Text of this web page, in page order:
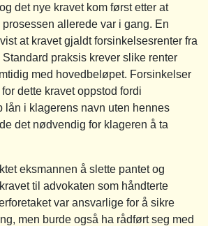
det nye kravet kom først etter at
allerede var i gang. En
at kravet gjaldt forsinkelsesrenter fra
praksis krever slike renter
med hovedbeløpet. Forsinkelser
dette kravet oppstod fordi
lån i klagerens navn uten hennes
det nødvendig for klageren å ta
eksmannen å slette pantet og
til advokaten som håndterte
var ansvarlige for å sikre
men burde også ha rådført seg med